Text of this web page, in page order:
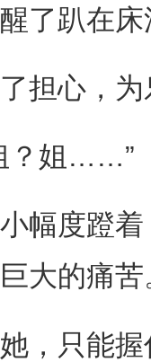
趴在床
心，为
？姐……”
度蹬着
大的痛苦
只能握